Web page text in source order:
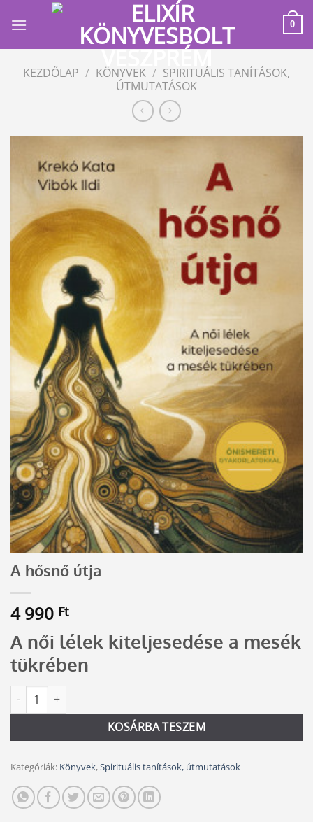
0
KEZDŐLAP / KÖNYVEK / SPIRITUÁLIS TANÍTÁSOK,
ÚTMUTATÁSOK
A hősnő útja
4 990 Ft
A női lélek kiteljesedése a mesék
tükrében
A hősnő útja mennyiség
KOSÁRBA TESZEM
Alternative:
Kategóriák: Könyvek,Spirituális tanítások, útmutatások